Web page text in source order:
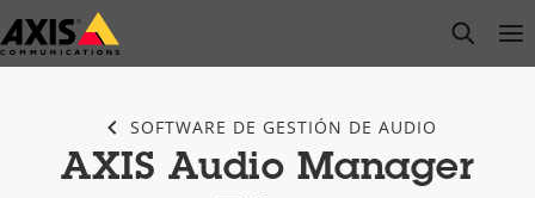
Saltar
al
open
SOFTWARE DE GESTIÓN DE AUDIO
AXIS Audio Manager